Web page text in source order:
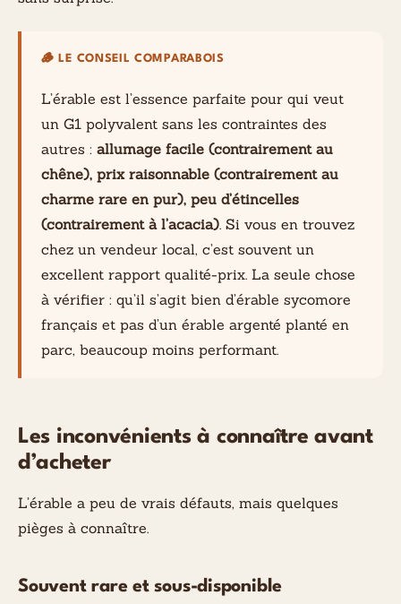
🪵 LE CONSEIL COMPARABOIS
L’érable est l’essence parfaite pour qui veut
un G1 polyvalent sans les contraintes des
autres : allumage facile (contrairement au
chêne), prix raisonnable (contrairement au
charme rare en pur), peu d’étincelles
(contrairement à l’acacia). Si vous en trouvez
chez un vendeur local, c’est souvent un
excellent rapport qualité-prix. La seule chose
à vérifier : qu’il s’agit bien d’érable sycomore
français et pas d’un érable argenté planté en
parc, beaucoup moins performant.
Les inconvénients à connaître avant
d’acheter
L’érable a peu de vrais défauts, mais quelques
pièges à connaître.
Souvent rare et sous-disponible